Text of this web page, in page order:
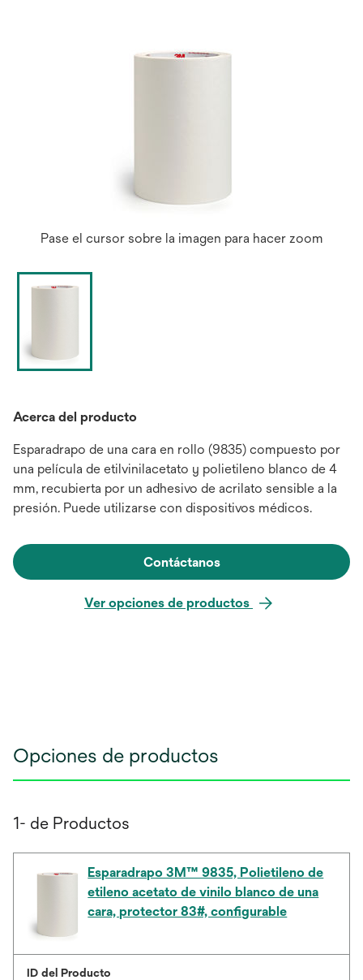
Pase el cursor sobre la imagen para hacer zoom
Acerca del producto
Esparadrapo de una cara en rollo (9835) compuesto por
una película de etilvinilacetato y polietileno blanco de 4
mm, recubierta por un adhesivo de acrilato sensible a la
presión. Puede utilizarse con dispositivos médicos.
Contáctanos
Ver opciones de productos
Opciones de productos
1- de Productos
Esparadrapo 3M™ 9835, Polietileno de
etileno acetato de vinilo blanco de una
cara, protector 83#, configurable
ID del Producto